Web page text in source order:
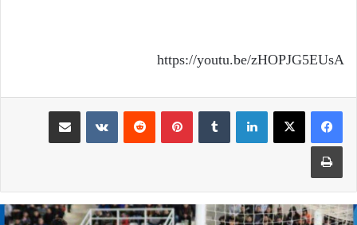
https://youtu.be/zHOPJG5EUsA
لينكدإن بينتيريست
مشاركة عبر البريد
طباعة